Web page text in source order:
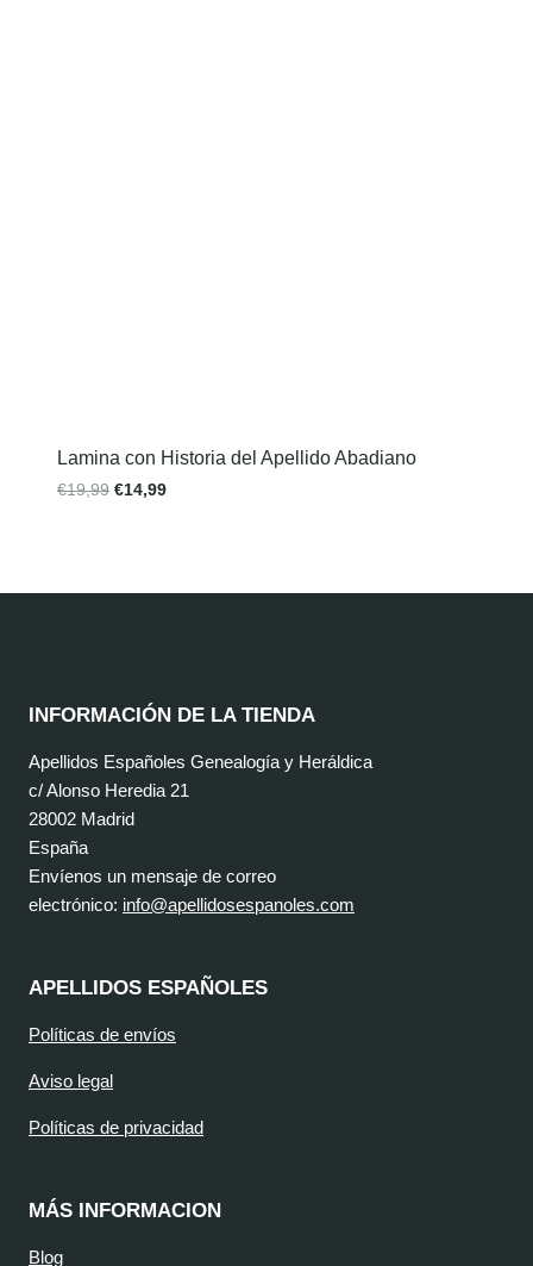
Lamina con Historia del Apellido Abadiano
€19,99 €14,99
INFORMACIÓN DE LA TIENDA
Apellidos Españoles Genealogía y Heráldica
c/ Alonso Heredia 21
28002 Madrid
España
Envíenos un mensaje de correo
electrónico: info@apellidosespanoles.com
APELLIDOS ESPAÑOLES
Políticas de envíos
Aviso legal
Políticas de privacidad
MÁS INFORMACION
Blog